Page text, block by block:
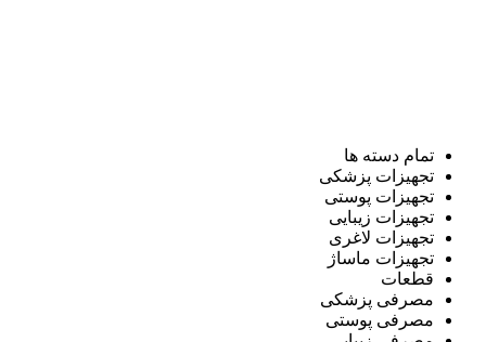
تمام دسته ها
تجهیزات پزشکی
تجهیزات پوستی
تجهیزات زیبایی
تجهیزات لاغری
تجهیزات ماساژ
قطعات
مصرفی پزشکی
مصرفی پوستی